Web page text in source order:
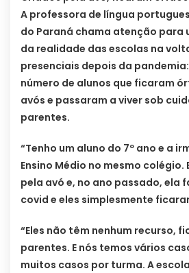
A professora de língua
do Paraná chama atenção para
da realidade das escolas na
presenciais depois da
número de alunos que ficaram
avós e passaram a viver sob
parentes.
“Tenho um aluno do 7º ano e a
Ensino Médio no mesmo colégio.
pela avó e, no ano passado, ela
covid e eles simplesmente
“Eles não têm nenhum recurso,
parentes. E nós temos vários
muitos casos por turma. A